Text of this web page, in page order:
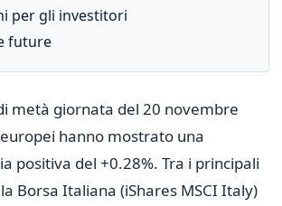
per gli investitori
future
metà giornata del 20 novembre
hanno mostrato una
positiva del +0.28%. Tra i principali
Borsa Italiana (iShares MSCI Italy)